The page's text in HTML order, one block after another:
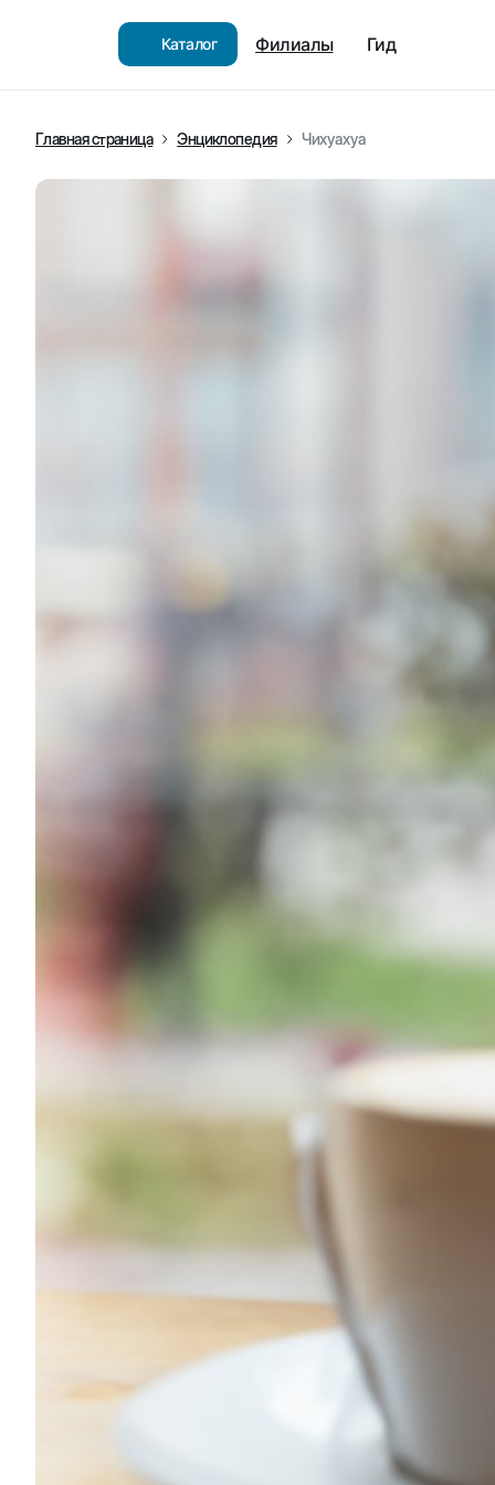
Каталог Филиалы Гид
Главная страница Энциклопедия Чихуахуа